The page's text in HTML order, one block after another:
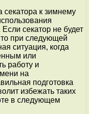
секатора к зимнему
секатор не будет
при следующей
ситуация, когда
или
работу и
на
подготовка
избежать таких
в следующем